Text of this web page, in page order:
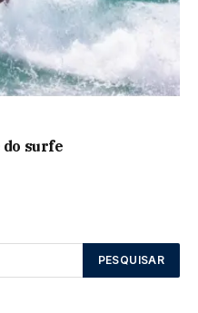
surfe